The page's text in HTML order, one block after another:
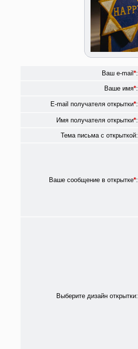
Ваш e-mail *:
Ваше имя*:
E-mail получателя открытки*:
Имя получателя открытки*:
Тема письма с открыткой:
Ваше сообщение в открытке*:
Выберите дизайн открытки: